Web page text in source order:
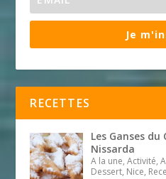
Je
RECETTES
Les Ganses du
Nissarda
A la une, Activité,
Dessert, Nice,